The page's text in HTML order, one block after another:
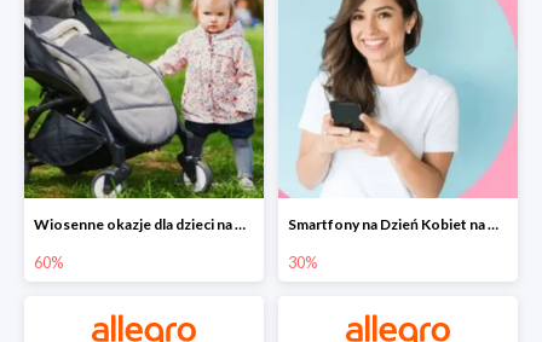
Wiosenne okazje dla dzieci na Allegro do -60%
60%
Smartfony na Dzień Kobiet na Allegro do -30%
30%